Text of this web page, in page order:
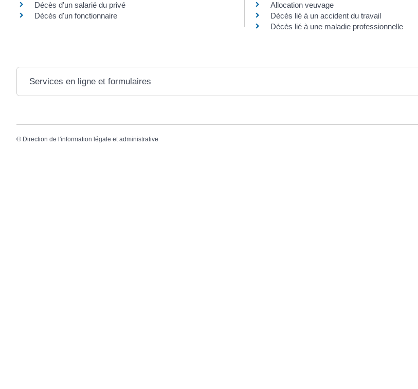
Décès d'un salarié du privé
Décès d'un fonctionnaire
Allocation veuvage
Décès lié à un accident du travail
Décès lié à une maladie professionnelle
Services en ligne et formulaires
© Direction de l'information légale et administrative